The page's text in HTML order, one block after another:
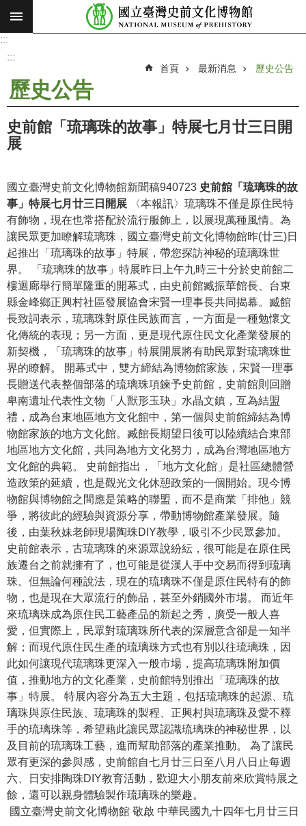
跳到主要內容區塊
搜
願
使
命
新
消
息
參
觀
展
覽
學
習
探
索
認
識
我
們
便
民
服
務
性
別
平
等
專
區
友
善
措
施
服
務
服
務
:::
:::
首頁 最新消息 歷史公告
歷史公告
史前館「琉璃珠的故事」特展七月廿三日開
展
國立臺灣史前文化博物館新聞稿940723 史前館「琉璃珠的故
事」特展七月廿三日開展 〈本報訊〉琉璃珠不僅是原住民特
有飾物，現在也常搭配於流行服飾上，以展現萬種風情。為
讓民眾更加瞭解琉璃珠，國立臺灣史前文化博物館昨(廿三)日
起推出「琉璃珠的故事」特展，帶您探訪神秘的琉璃珠世
界。 「琉璃珠的故事」特展昨日上午九時三十分於史前館二
樓迴廊舉行簡單隆重的開幕式，由史前館臧振華館長、台東
縣金峰鄉正興村社區發展協會宋賢一理事長共同揭幕。臧館
長致詞表示，琉璃珠對原住民族而言，一方面是一種勉懷文
化傳統的表現；另一方面，更是現代原住民文化產業發展的
新契機，「琉璃珠的故事」特展開展將有助民眾對琉璃珠世
界的瞭解。 開幕式中，雙方締結為博物館家族，宋賢一理事
長贈送代表整個部落的琉璃珠項鍊予史前館，史前館則回贈
卑南遺址代表性文物「人獸形玉玦」水晶文鎮，互為結盟
禮，成為台東地區地方文化館中，第一個與史前館締結為博
物館家族的地方文化館。臧館長期望日後可以陸續結合東部
地區地方文化館，共同為地方文化努力，成為台灣地區地方
文化館的典範。 史前館指出，「地方文化館」是社區總體營
造政策的延續，也是觀光文化休憩政策的一個開始。現今博
物館與博物館之間應是策略的聯盟，而不是商業「排他」競
爭，將彼此的經驗與資源分享，帶動博物館產業發展。隨
後，由葉秋妹老師現場陶珠DIY教學，吸引不少民眾參加。
史前館表示，古琉璃珠的來源眾說紛紜，很可能是在原住民
族遷台之前就擁有了，也可能是從漢人手中交易而得到琉璃
珠。但無論何種說法，現在的琉璃珠不僅是原住民特有的飾
物，也是現在大眾流行的飾品，甚至外銷國外市場。 而近年
來琉璃珠成為原住民工藝產品的新起之秀，廣受一般人喜
愛，但實際上，民眾對琉璃珠所代表的深層意含卻是一知半
解；而現代原住民生產的琉璃珠方式也有別以往琉璃珠，因
此如何讓現代琉璃珠更深入一般市場，提高琉璃珠附加價
值，推動地方的文化產業，史前館特別推出「琉璃珠的故
事」特展。 特展內容分為五大主題，包括琉璃珠的起源、琉
璃珠與原住民族、琉璃珠的製程、正興村與琉璃珠及愛不釋
手的琉璃珠等，希望藉此讓民眾認識琉璃珠的神秘世界，以
及目前的琉璃珠工藝，進而幫助部落的產業推動。 為了讓民
眾有更深的參與感，史前館自七月廿三日至八月八日止每週
六、日安排陶珠DIY教育活動，歡迎大小朋友前來欣賞特展之
餘，還可以親身體驗製作琉璃珠的樂趣。
國立臺灣史前文化博物館 敬啟 中華民國九十四年七月廿三日